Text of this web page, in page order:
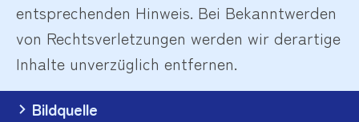
entsprechenden Hinweis. Bei Bekanntwerden
von Rechtsverletzungen werden wir derartige
Inhalte unverzüglich entfernen.
Bildquelle